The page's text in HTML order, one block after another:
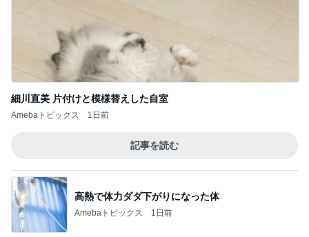
細川直美 片付けと模様替えした自室
Amebaトピックス 1日前
記事を読む
高熱で体力ダダ下がりになった体
Amebaトピックス 1日前